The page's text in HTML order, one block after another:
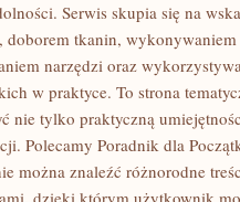
Serwis skupia się na
doborem tkanin,
narzędzi oraz
w praktyce. To strona
nie tylko praktyczną
Polecamy Poradnik dla
można znaleźć różnorodne
dzięki którym użytkownik